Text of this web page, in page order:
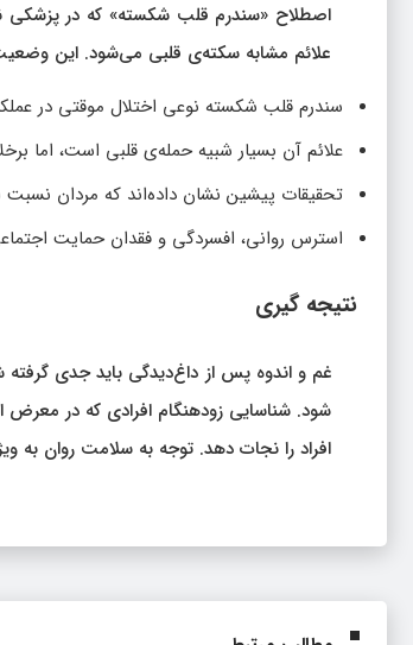
اصطلاح «سندرم قلب شکسته» که در پزشکی
علائم مشابه سکته‌ی قلبی می‌شود. این
سندرم قلب شکسته نوعی اختلال موقتی در
علائم آن بسیار شبیه حمله‌ی قلبی است، اما
تحقیقات پیشین نشان داده‌اند که مردان
استرس روانی، افسردگی و فقدان حمایت
نتیجه‌ گیری
غم و اندوه پس از داغ‌دیدگی باید جدی
شود. شناسایی زودهنگام افرادی که در معرض
افراد را نجات دهد. توجه به سلامت روان به